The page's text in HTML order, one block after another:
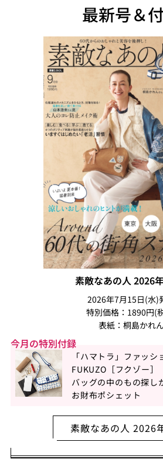
最新号＆
素敵なあの人 2026
2026年7月15日(水)
特別価格：1890円(
表紙：桐島かれん
今月の特別付録
「ハマトラ」ファッシ
FUKUZO［フクゾー］
バッグの中のもの探し
お財布ポシェット
素敵なあの人 2026